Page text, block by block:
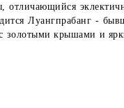
отличающийся
Луангпрабанг -
золотыми крышами и